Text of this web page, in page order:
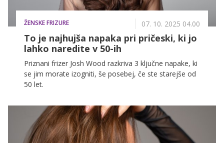
ŽENSKE FRIZURE 07. 10. 2025 04.00
To je najhujša napaka pri pričeski, ki jo
lahko naredite v 50-ih
Priznani frizer Josh Wood razkriva 3 ključne napake, ki
se jim morate izogniti, še posebej, če ste starejše od
50 let.